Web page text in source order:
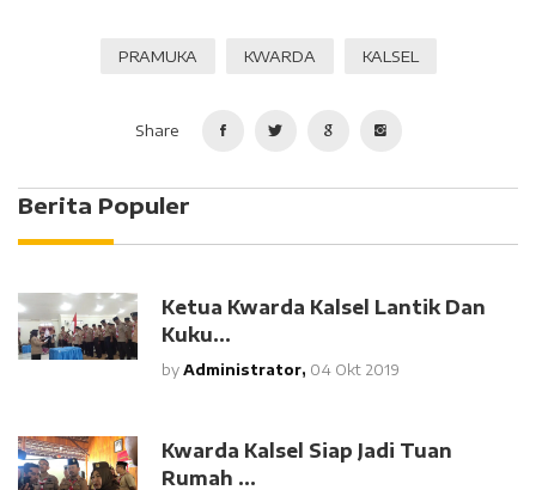
PRAMUKA KWARDA KALSEL
Share
Berita Populer
Ketua Kwarda Kalsel Lantik Dan
Kuku...
by Administrator, 04 Okt 2019
Kwarda Kalsel Siap Jadi Tuan
Rumah ...